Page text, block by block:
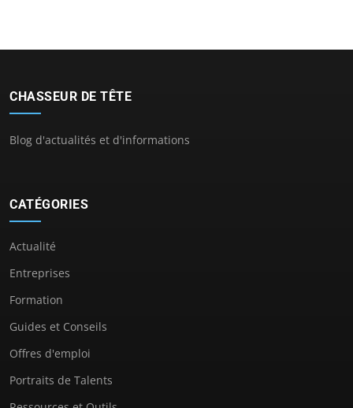
CHASSEUR DE TÊTE
Blog d'actualités et d'informations
CATÉGORIES
Actualité
Entreprises
Formation
Guides et Conseils
Offres d'emploi
Portraits de Talents